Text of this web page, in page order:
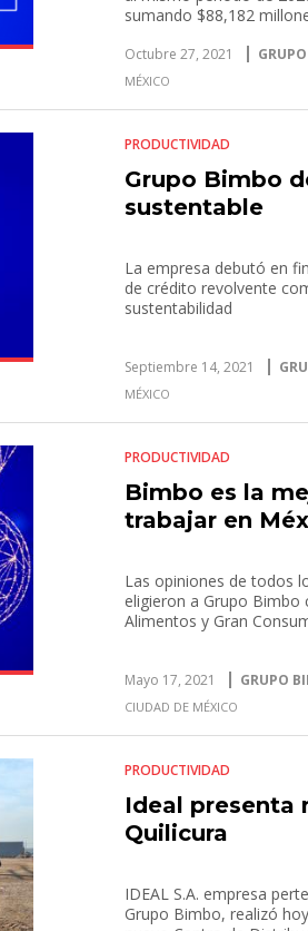
sumando $88,182
de precios favorable en
Octubre 27, 2021
MÉXICO
PRODUCTIVIDAD
Grupo Bimbo
sustentable
La empresa debutó en
de crédito revolvente
sustentabilidad
Septiembre 14, 2021
MÉXICO
PRODUCTIVIDAD
Bimbo es la
trabajar en
Las opiniones de todos
eligieron a Grupo
Alimentos y Gran
Mayo 17, 2021 GRUPO
CIUDAD DE MÉXICO
PRODUCTIVIDAD
Ideal presenta
Quilicura
IDEAL S.A. empresa
Grupo Bimbo, realizó